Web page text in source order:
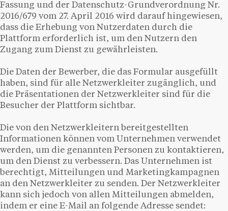
Fassung und der Datenschutz-Grundverordnung Nr.
2016/679 vom 27. April 2016 wird darauf hingewiesen,
dass die Erhebung von Nutzerdaten durch die
Plattform erforderlich ist, um den Nutzern den
Zugang zum Dienst zu gewährleisten.
Die Daten der Bewerber, die das Formular ausgefüllt
haben, sind für alle Netzwerkleiter zugänglich, und
die Präsentationen der Netzwerkleiter sind für die
Besucher der Plattform sichtbar.
Die von den Netzwerkleitern bereitgestellten
Informationen können vom Unternehmen verwendet
werden, um die genannten Personen zu kontaktieren,
um den Dienst zu verbessern. Das Unternehmen ist
berechtigt, Mitteilungen und Marketingkampagnen
an den Netzwerkleiter zu senden. Der Netzwerkleiter
kann sich jedoch von allen Mitteilungen abmelden,
indem er eine E-Mail an folgende Adresse sendet: